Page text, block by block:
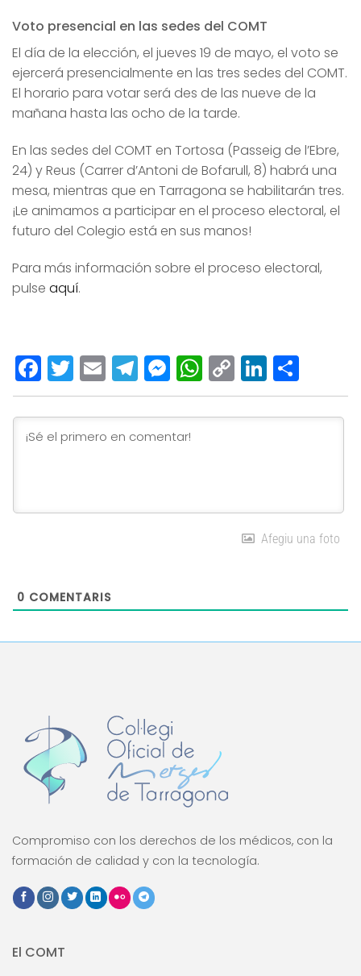
Voto presencial en las sedes del COMT
El día de la elección, el jueves 19 de mayo, el voto se
ejercerá presencialmente en las tres sedes del COMT.
El horario para votar será des de las nueve de la
mañana hasta las ocho de la tarde.
En las sedes del COMT en Tortosa (Passeig de l’Ebre,
24) y Reus (Carrer d’Antoni de Bofarull, 8) habrá una
mesa, mientras que en Tarragona se habilitarán tres.
¡Le animamos a participar en el proceso electoral, el
futuro del Colegio está en sus manos!
Para más información sobre el proceso electoral,
pulse aquí.
Facebook
Twitter
EmailTelegram
Messenger
WhatsApp
Copy
Link
Afegiu una foto
0 COMENTARIS
Compromiso con los derechos de los médicos, con la
formación de calidad y con la tecnología.
El COMT